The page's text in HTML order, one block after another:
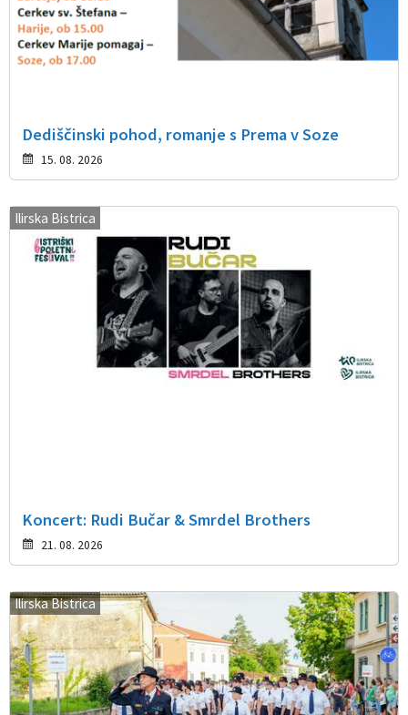
Dediščinski pohod, romanje s Prema v Soze
15. 08. 2026
Ilirska Bistrica
Koncert: Rudi Bučar & Smrdel Brothers
21. 08. 2026
Ilirska Bistrica